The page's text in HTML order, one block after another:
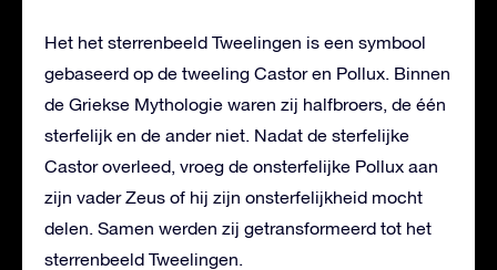
Het het sterrenbeeld Tweelingen is een symbool
gebaseerd op de tweeling Castor en Pollux. Binnen
de Griekse Mythologie waren zij halfbroers, de één
sterfelijk en de ander niet. Nadat de sterfelijke
Castor overleed, vroeg de onsterfelijke Pollux aan
zijn vader Zeus of hij zijn onsterfelijkheid mocht
delen. Samen werden zij getransformeerd tot het
sterrenbeeld Tweelingen.